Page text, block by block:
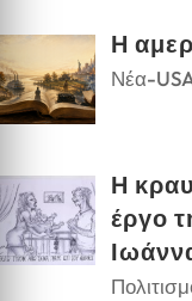
Η
Νέα-
Η
έργο